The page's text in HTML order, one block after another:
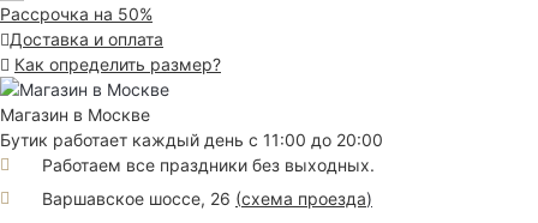
Рассрочка на 50%
Доставка и оплата
Как определить размер?
Магазин в Москве
Бутик работает каждый день с 11:00 до 20:00
Работаем все праздники без выходных.
Варшавское шоссе, 26 (схема проезда)